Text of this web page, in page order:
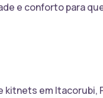
e conforto para
kitnets em